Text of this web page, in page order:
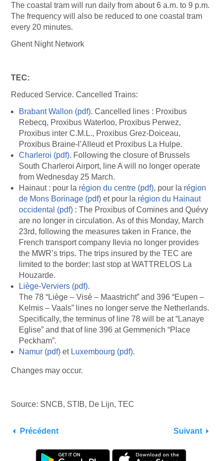
The coastal tram will run daily from about 6 a.m. to 9 p.m.
The frequency will also be reduced to one coastal tram
every 20 minutes.
Ghent Night Network
TEC:
Reduced Service. Cancelled Trains:
Brabant Wallon (pdf). Cancelled lines : Proxibus
Rebecq, Proxibus Waterloo, Proxibus Perwez,
Proxibus inter C.M.L., Proxibus Grez-Doiceau,
Proxibus Braine-l’Alleud et Proxibus La Hulpe.
Charleroi (pdf). Following the closure of Brussels
South Charleroi Airport, line A will no longer operate
from Wednesday 25 March.
Hainaut : pour la région du centre (pdf), pour la région
de Mons Borinage (pdf) et pour la région du Hainaut
occidental (pdf) : The Proxibus of Comines and Quévy
are no longer in circulation. As of this Monday, March
23rd, following the measures taken in France, the
French transport company Ilevia no longer provides
the MWR’s trips. The trips insured by the TEC are
limited to the border: last stop at WATTRELOS La
Houzarde.
Liège-Verviers (pdf).
The 78 “Liège – Visé – Maastricht” and 396 “Eupen –
Kelmis – Vaals” lines no longer serve the Netherlands.
Specifically, the terminus of line 78 will be at “Lanaye
Eglise” and that of line 396 at Gemmenich “Place
Peckham”.
Namur (pdf) et Luxembourg (pdf).
Changes may occur.
Source: SNCB, STIB, De Lijn, TEC
Précédent Suivant